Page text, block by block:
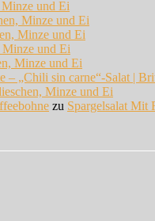
Minze und Ei
Minze und Ei
Minze und Ei
Minze und Ei
Minze und Ei
– „Chili sin carne“-Salat |
Minze und Ei
zu Spargelsalat Mit